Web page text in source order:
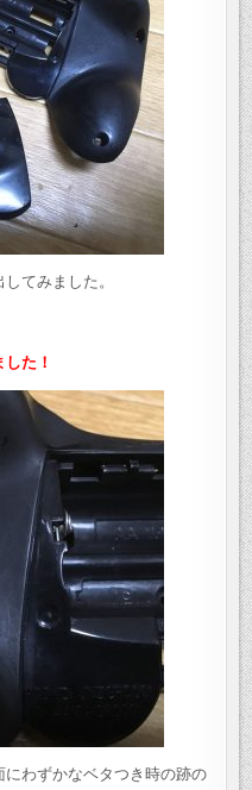
てみました。
た！
わずかなベタつき時の跡の